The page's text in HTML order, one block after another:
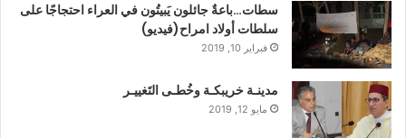
سطات…باعةٌ جائلون يَبيتُون في العراء احتجاجًا على
سلطات أولاد امراح(فيديو)
فبراير 10, 2019
مدينـة خريبكـة وخُطـى التَغييـر
مايو 12, 2019